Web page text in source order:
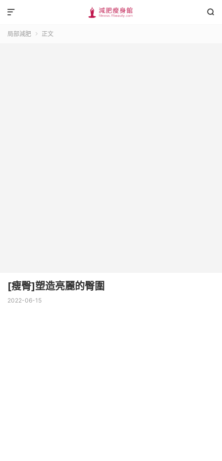


局部減肥  正文
[瘦臀]塑造亮麗的臀圍
2022-06-15